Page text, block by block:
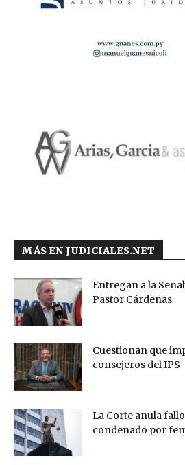
MÁS EN JUDICIALES.NET
Entregan a la
Pastor Cárdenas
Cuestionan que
consejeros del IPS
La Corte anula
condenado por